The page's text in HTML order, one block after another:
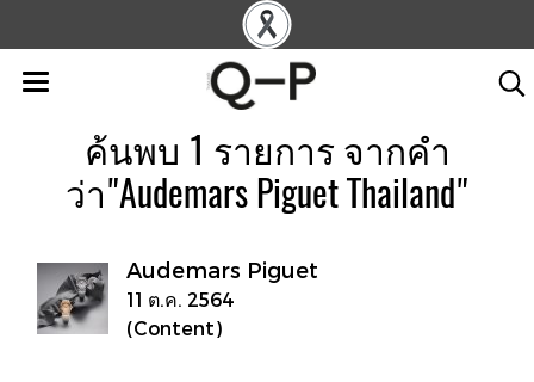
ค้นพบ 1 รายการ จากคำ
ว่า"Audemars Piguet Thailand"
Audemars Piguet
11 ต.ค. 2564
(Content)